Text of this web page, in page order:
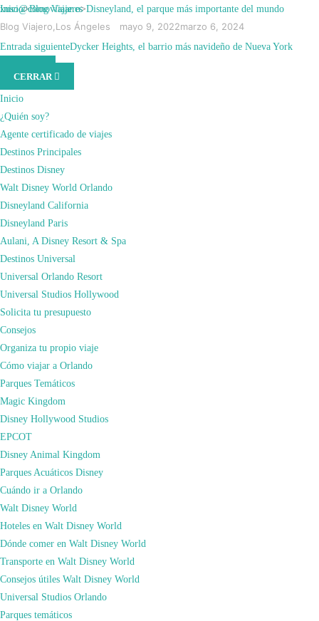
Saltar
al
contenido
tecla
Intro)
xuso@comoviajar.es
MENÚ
CERRAR
Inicio
¿Quién soy?
Agente certificado de viajes
Destinos Principales
Destinos Disney
Walt Disney World Orlando
Disneyland California
Disneyland Paris
Aulani, A Disney Resort & Spa
Destinos Universal
Universal Orlando Resort
Universal Studios Hollywood
Solicita tu presupuesto
Consejos
Organiza tu propio viaje
Cómo viajar a Orlando
Parques Temáticos
Magic Kingdom
Disney Hollywood Studios
EPCOT
Disney Animal Kingdom
Parques Acuáticos Disney
Cuándo ir a Orlando
Walt Disney World
Hoteles en Walt Disney World
Dónde comer en Walt Disney World
Transporte en Walt Disney World
Consejos útiles Walt Disney World
Universal Studios Orlando
Parques temáticos
Inicio>Blog Viajero>Disneyland, el parque más importante del mundo
Blog Viajero Los Ángeles mayo 9, 2022marzo 6, 2024
DISNEYLAND, EL
PARQUE MÁS
IMPORTANTE DEL
MUNDO
Entrada anteriorWatterWorld, el mejor show de Los Ángeles
Entrada siguienteDycker Heights, el barrio más navideño de Nueva York